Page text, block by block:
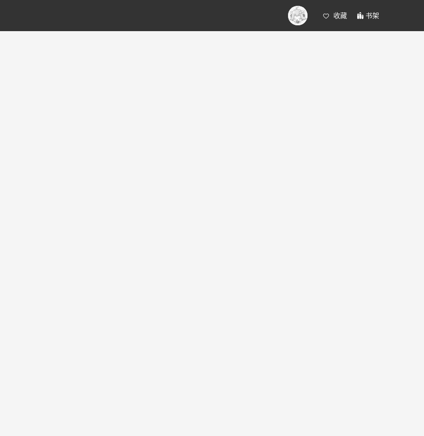
收藏 书架